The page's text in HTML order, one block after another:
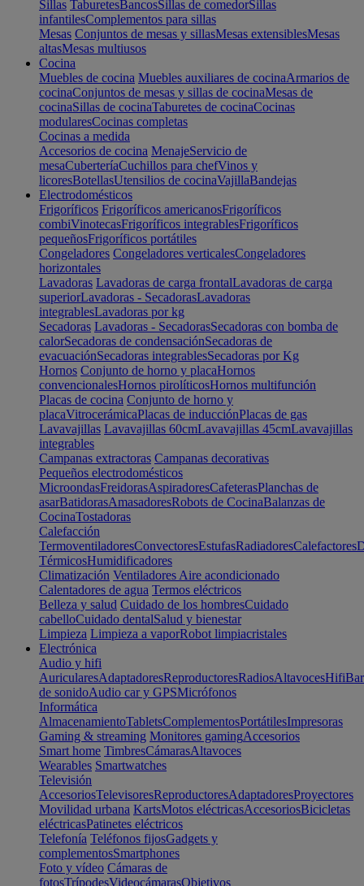
Sillas TaburetesBancosSillas de comedorSillas
infantilesComplementos para sillas
Mesas Conjuntos de mesas y sillasMesas extensiblesMesas
altasMesas multiusos
Cocina
Muebles de cocina Muebles auxiliares de cocinaArmarios de
cocinaConjuntos de mesas y sillas de cocinaMesas de
cocinaSillas de cocinaTaburetes de cocinaCocinas
modularesCocinas completas
Cocinas a medida
Accesorios de cocina MenajeServicio de
mesaCuberteríaCuchillos para chefVinos y
licoresBotellasUtensilios de cocinaVajillaBandejas
Electrodomésticos
Frigoríficos Frigoríficos americanosFrigoríficos
combiVinotecasFrigoríficos integrablesFrigoríficos
pequeñosFrigoríficos portátiles
Congeladores Congeladores verticalesCongeladores
horizontales
Lavadoras Lavadoras de carga frontalLavadoras de carga
superiorLavadoras - SecadorasLavadoras
integrablesLavadoras por kg
Secadoras Lavadoras - SecadorasSecadoras con bomba de
calorSecadoras de condensaciónSecadoras de
evacuaciónSecadoras integrablesSecadoras por Kg
Hornos Conjunto de horno y placaHornos
convencionalesHornos pirolíticosHornos multifunción
Placas de cocina Conjunto de horno y
placaVitrocerámicaPlacas de inducciónPlacas de gas
Lavavajillas Lavavajillas 60cmLavavajillas 45cmLavavajillas
integrables
Campanas extractoras Campanas decorativas
Pequeños electrodomésticos
MicroondasFreidorasAspiradoresCafeterasPlanchas de
asarBatidorasAmasadoresRobots de CocinaBalanzas de
CocinaTostadoras
Calefacción
TermoventiladoresConvectoresEstufasRadiadoresCalefactores
TérmicosHumidificadores
Climatización Ventiladores Aire acondicionado
Calentadores de agua Termos eléctricos
Belleza y salud Cuidado de los hombresCuidado
cabelloCuidado dentalSalud y bienestar
Limpieza Limpieza a vaporRobot limpiacristales
Electrónica
Audio y hifi
AuricularesAdaptadoresReproductoresRadiosAltavocesHifi
de sonidoAudio car y GPSMicrófonos
Informática
AlmacenamientoTabletsComplementosPortátilesImpresoras
Gaming & streaming Monitores gamingAccesorios
Smart home TimbresCámarasAltavoces
Wearables Smartwatches
Televisión
AccesoriosTelevisoresReproductoresAdaptadoresProyectores
Movilidad urbana KartsMotos eléctricasAccesoriosBicicletas
eléctricasPatinetes eléctricos
Telefonía Teléfonos fijosGadgets y
complementosSmartphones
Foto y vídeo Cámaras de
fotosTrípodesVideocámarasObjetivos